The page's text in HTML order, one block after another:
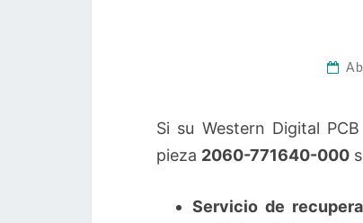
Si su Western Digital
pieza 2060-771640-000
Servicio de